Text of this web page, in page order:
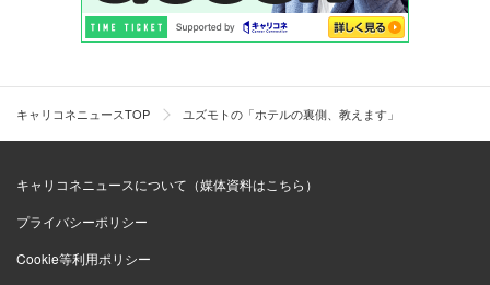
キャリコネニュースTOP ユズモトの「ホテルの裏側、教えます」
キャリコネニュースについて（媒体資料はこちら）
プライバシーポリシー
Cookie等利用ポリシー